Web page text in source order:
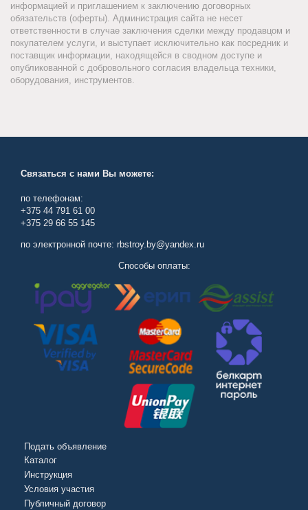
информацией и приглашением к заключению договорных
обязательств (оферты). Администрация сайта не несет
ответственности в случае заключения сделки между продавцом и
покупателем услуги, и выступает исключительно как посредник и
поставщик информации, находящейся в сводном доступе и
опубликованной с добровольного согласия владельца техники,
оборудования, инструментов.
Связаться с нами Вы можете:
по телефонам:
+375 44 791 61 00
+375 29 66 55 145
по электронной почте: rbstroy.by@yandex.ru
Способы оплаты:
Подать объявление
Каталог
Инструкция
Условия участия
Публичный договор